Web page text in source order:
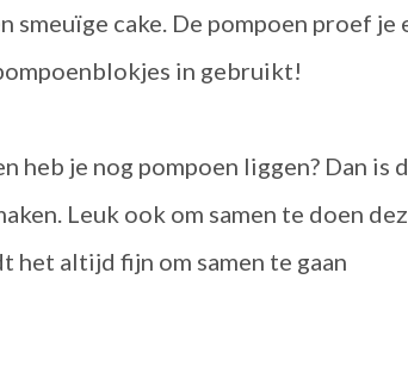
cake. De pompoen proef je
in gebruikt!
heb je nog pompoen liggen? Dan is
Leuk ook om samen te doen
altijd fijn om samen te gaan